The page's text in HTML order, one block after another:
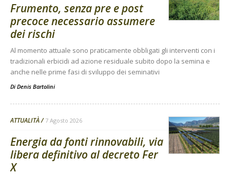
Frumento, senza pre e post
precoce necessario assumere
dei rischi
Al momento attuale sono praticamente obbligati gli interventi con i
tradizionali erbicidi ad azione residuale subito dopo la semina e
anche nelle prime fasi di sviluppo dei seminativi
Di Denis Bartolini
ATTUALITÀ 7 Agosto 2026
Energia da fonti rinnovabili, via
libera definitivo al decreto Fer
X